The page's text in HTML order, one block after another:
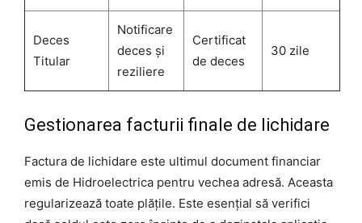
Deces
Titular
Notificare
deces și
reziliere
Certificat
de deces
30 zile
Gestionarea facturii finale de lichidare
Factura de lichidare este ultimul document financiar
emis de Hidroelectrica pentru vechea adresă. Aceasta
regularizează toate plățile. Este esențial să verifici